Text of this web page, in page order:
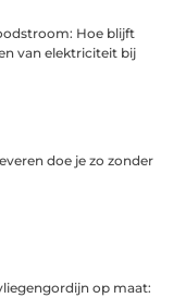
Hoe blijft
van elektriciteit bij
doe je zo zonder
op maat: